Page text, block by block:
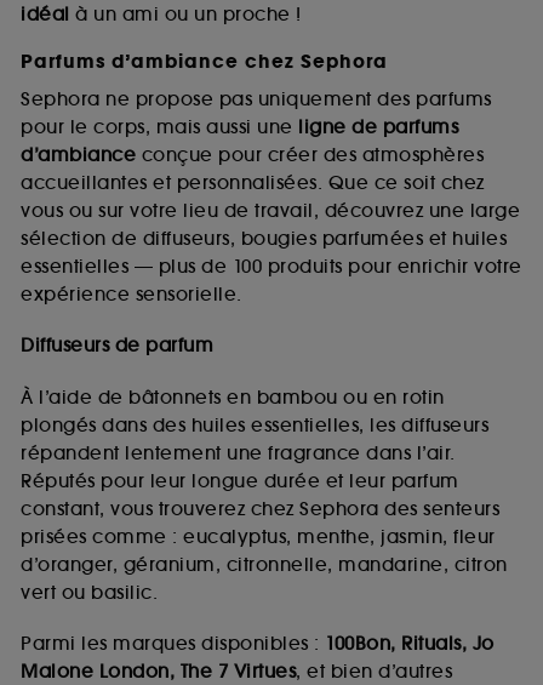
idéal à un ami ou un proche !
Parfums d’ambiance chez Sephora
Sephora ne propose pas uniquement des parfums
pour le corps, mais aussi une ligne de parfums
d’ambiance conçue pour créer des atmosphères
accueillantes et personnalisées. Que ce soit chez
vous ou sur votre lieu de travail, découvrez une large
sélection de diffuseurs, bougies parfumées et huiles
essentielles — plus de 100 produits pour enrichir votre
expérience sensorielle.
Diffuseurs de parfum
À l’aide de bâtonnets en bambou ou en rotin
plongés dans des huiles essentielles, les diffuseurs
répandent lentement une fragrance dans l’air.
Réputés pour leur longue durée et leur parfum
constant, vous trouverez chez Sephora des senteurs
prisées comme : eucalyptus, menthe, jasmin, fleur
d’oranger, géranium, citronnelle, mandarine, citron
vert ou basilic.
Parmi les marques disponibles : 100Bon, Rituals, Jo
Malone London, The 7 Virtues, et bien d’autres